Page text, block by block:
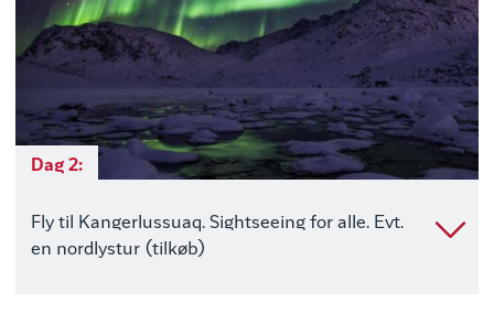
Dag 2:
Fly til Kangerlussuaq. Sightseeing for alle. Evt.
en nordlystur (tilkøb)